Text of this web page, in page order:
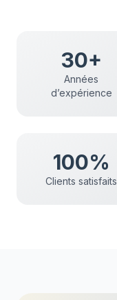
30+
Années
d’expérience
100%
Clients satisfaits